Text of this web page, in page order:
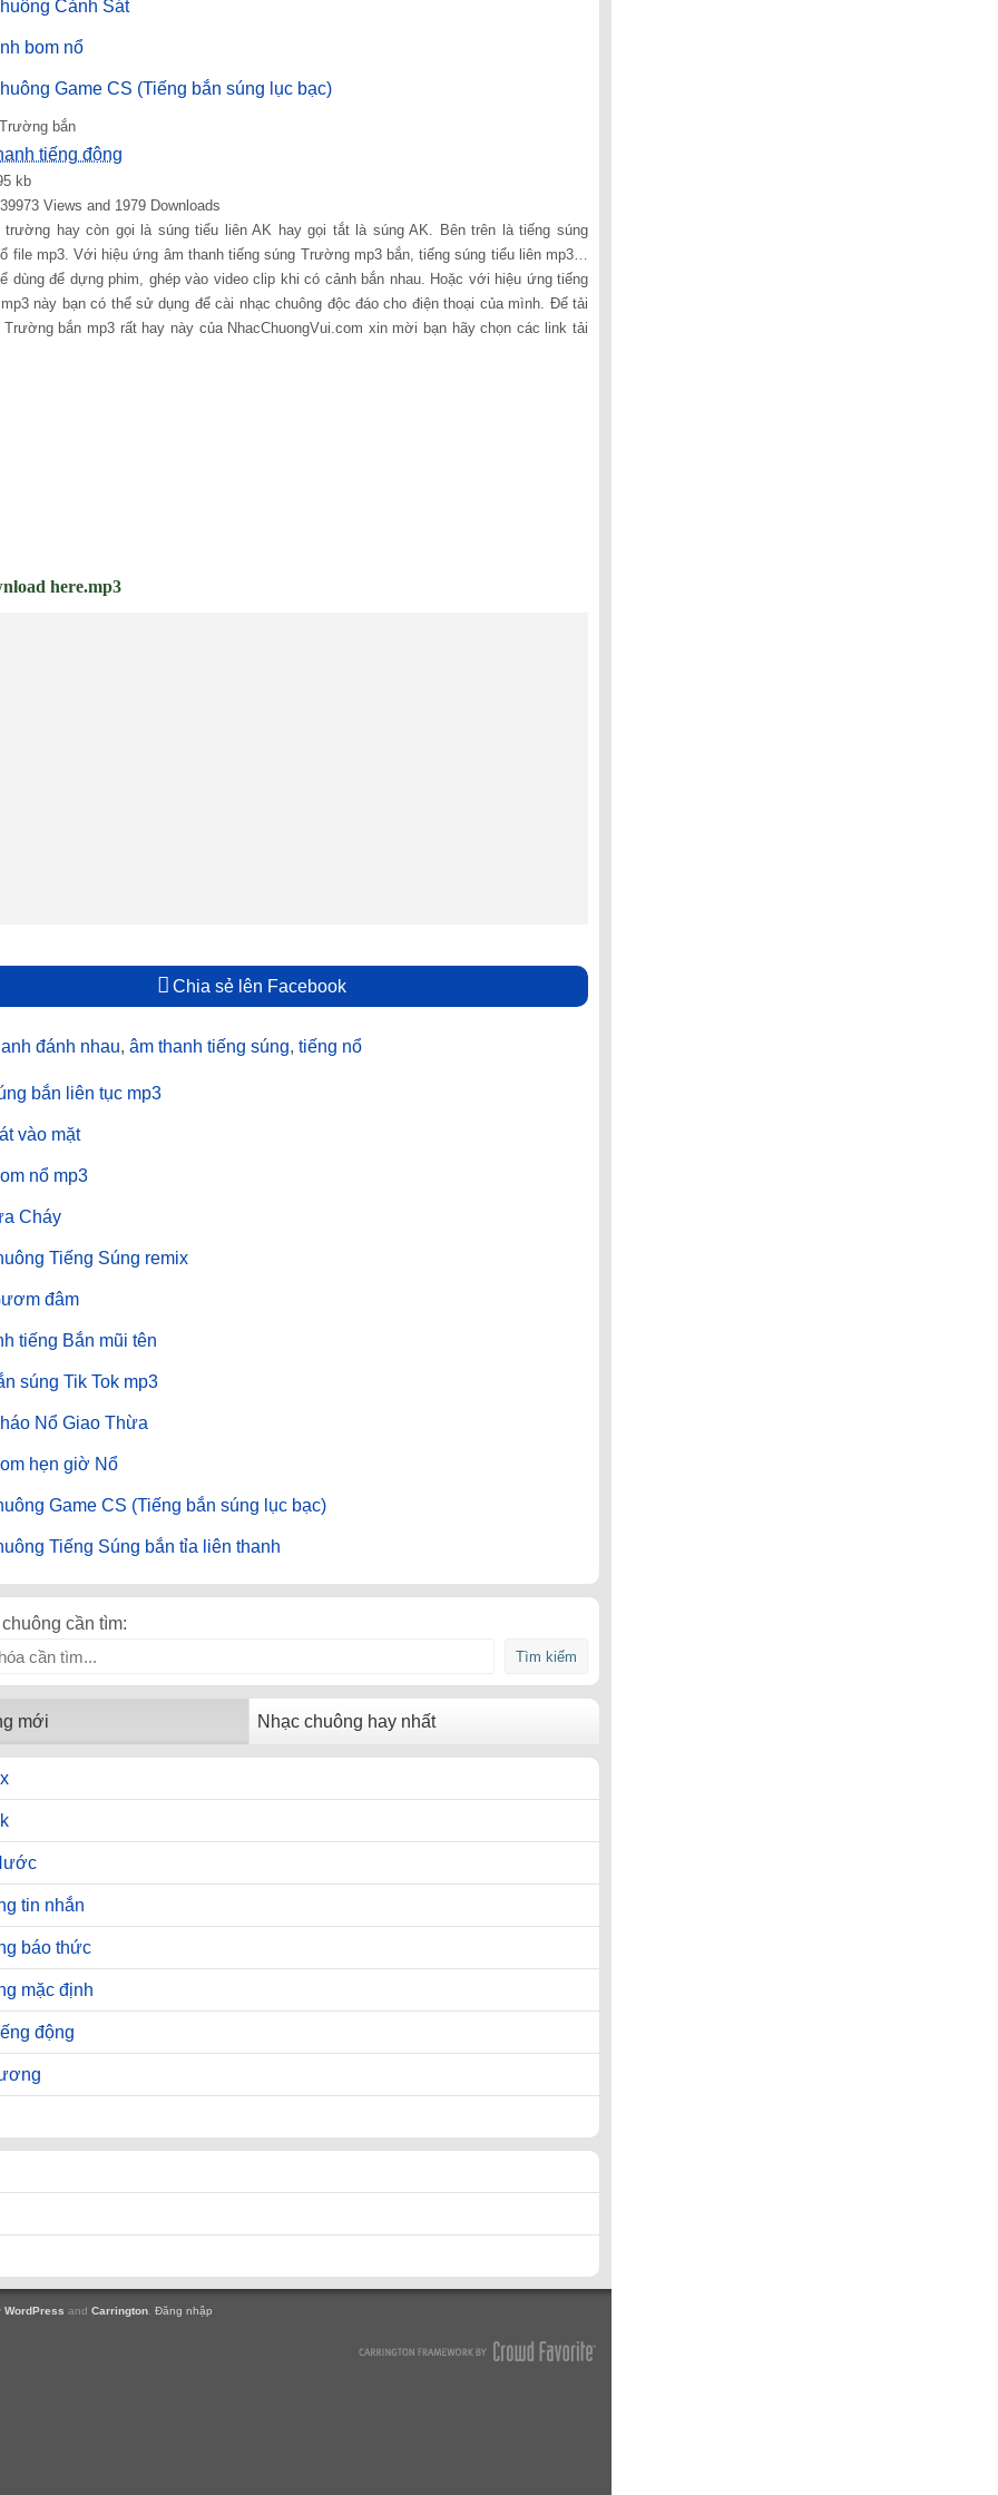
Cảnh Sát
bom nổ
Game CS (Tiếng bắn súng lục bạc)
bắn
tiếng động
kb
Views and 1979 Downloads
trường hay còn gọi là súng tiểu liên AK hay gọi tắt là súng AK. Bên trên là tiếng súng
file mp3. Với hiệu ứng âm thanh tiếng súng Trường mp3 bắn, tiếng súng tiểu liên mp3…
dùng để dựng phim, ghép vào video clip khi có cảnh bắn nhau. Hoặc với hiệu ứng tiếng
này bạn có thể sử dụng để cài nhạc chuông độc đáo cho điện thoại của mình. Để tải
bắn mp3 rất hay này của NhacChuongVui.com xin mời bạn hãy chọn các link tải
here.mp3
Chia sẻ lên Facebook
đánh nhau, âm thanh tiếng súng, tiếng nổ
bắn liên tục mp3
vào mặt
nổ mp3
Cháy
Tiếng Súng remix
đâm
tiếng Bắn mũi tên
súng Tik Tok mp3
Nổ Giao Thừa
hẹn giờ Nổ
Game CS (Tiếng bắn súng lục bạc)
Tiếng Súng bắn tỉa liên thanh
cần tìm:
mới Nhạc chuông hay nhất
tin nhắn
báo thức
mặc định
động
WordPress and Carrington Đăng nhập